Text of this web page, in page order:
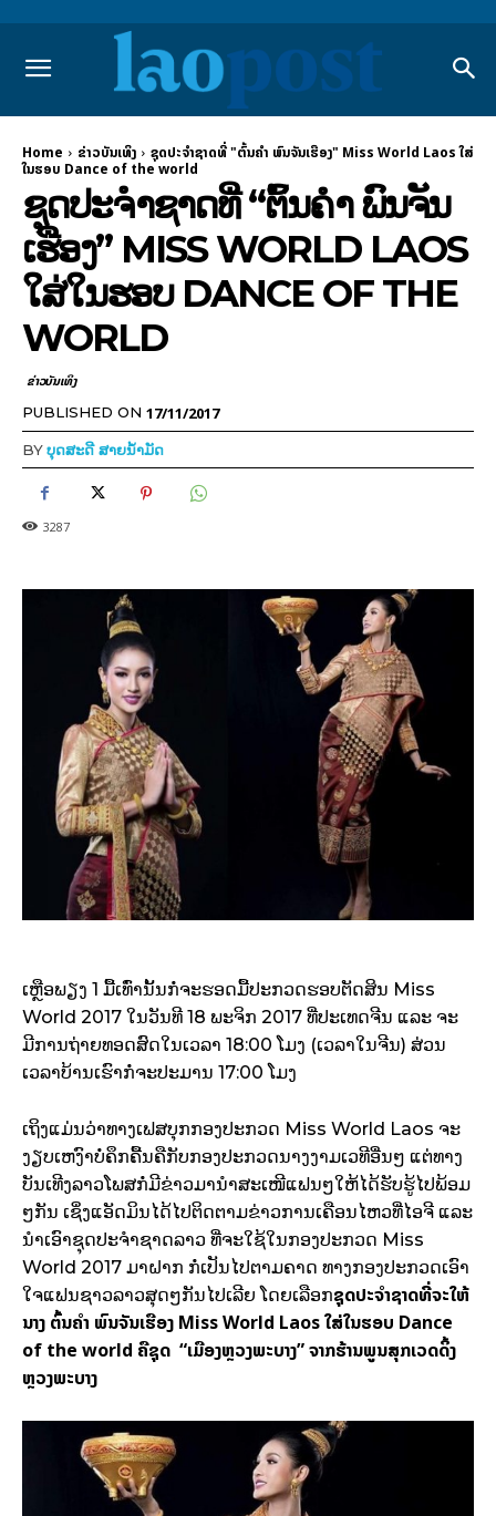
Home ​ຂ່າວບັນເທິງ
ຊຸດປະຈຳຊາດທີ່ "ຕົ້ນຄຳ ພົນຈັນເຮືອງ" Miss World Laos ໃສ່
ໃນຮອບ Dance of the world
ຊຸດປະຈຳຊາດທີ່ “ຕົ້ນຄຳ ພົນຈັນ
ເຮືອງ” MISS WORLD LAOS
ໃສ່ໃນຮອບ DANCE OF THE
WORLD
​ຂ່າວບັນເທິງ
PUBLISHED ON 17/11/2017
BYບຸດສະດີ ສາຍນ້ຳມັດ
3287
ເຫຼືອພຽງ 1 ມື້ເທົ່ານັ້ນກໍ່ຈະຮອດມື້ປະກວດຮອບຕັດສິນ Miss
World 2017 ໃນວັນທີ 18 ພະຈິກ 2017 ທີ່ປະເທດຈີນ ແລະ ຈະ
ມີການຖ່າຍທອດສົດໃນເວລາ 18:00 ໂມງ (ເວລາໃນຈີນ) ສ່ວນ
ເວລາບ້ານເຮົາກໍ່ຈະປະມານ 17:00 ໂມງ
ເຖິງແມ່ນວ່າທາງເຟສບຸກກອງປະກວດ Miss World Laos ຈະ
ງຽບເຫງົາບໍ່ຄຶກຄື້ນຄືກັບກອງປະກວດນາງງາມເວທີອື່ນໆ ແຕ່ທາງ
ບັນເທີງລາວໂພສກໍ່ມີຂ່າວມານຳສະເໜີແຟນໆໃຫ້ໄດ້ຮັບຮູ້ໄປພ້ອມ
ໆກັນ ເຊິ່ງແອັດມິນໄດ້ໄປຕິດຕາມຂ່າວການເຄືອນໄຫວທີ່ໄອຈີ ແລະ
ນຳເອົາຊຸດປະຈຳຊາດລາວ ທີ່ຈະໃຊ້ໃນກອງປະກວດ Miss
World 2017 ມາຝາກ ກໍ່ເປັນໄປຕາມຄາດ ທາງກອງປະກວດເອົາ
ໃຈແຟນຊາວລາວສຸດໆກັນໄປເລີຍ ໂດຍເລືອກຊຸດປະຈຳຊາດທີ່ຈະໃຫ້
ນາງ ຕົ້ນຄຳ ພົນຈັນເຮືອງ Miss World Laos ໃສ່ໃນຮອບ Dance
of the world ຄືຊຸດ “ເມືອງຫຼວງພະບາງ” ຈາກຮ້ານພູນສຸກເວດດິ້ງ
ຫຼວງພະບາງ